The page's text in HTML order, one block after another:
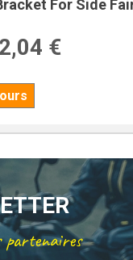
For Side
2,04 €
partenaires